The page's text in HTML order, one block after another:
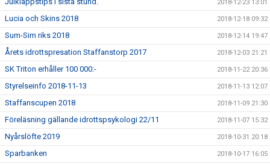
2018-12-23 13:01
Lucia och Skins 2018 2018-12-18 09:32
Sum-Sim riks 2018 2018-12-14 19:47
Årets idrottspresation Staffanstorp 2017 2018-12-03 21:21
SK Triton erhåller 100 000:- 2018-11-22 20:36
Styrelseinfo 2018-11-13 2018-11-13 12:07
Staffanscupen 2018 2018-11-09 21:30
Föreläsning gällande idrottspsykologi 22/11 2018-11-07 15:32
Nyårslöfte 2019 2018-10-31 20:18
Sparbanken 2018-10-17 16:05